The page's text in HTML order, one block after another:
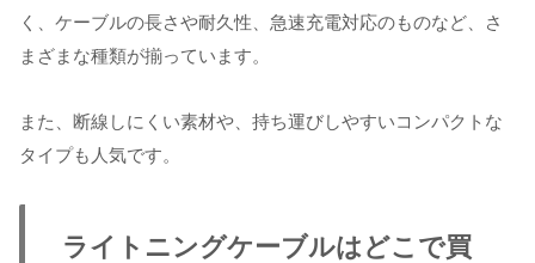
く、ケーブルの長さや耐久性、急速充電対応のものなど、さ
まざまな種類が揃っています。
また、断線しにくい素材や、持ち運びしやすいコンパクトな
タイプも人気です。
ライトニングケーブルはどこで買